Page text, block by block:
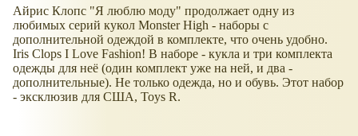
Айрис Клопс "Я люблю моду" продолжает одну из
любимых серий кукол Monster High - наборы с
дополнительной одеждой в комплекте, что очень удобно.
Iris Clops I Love Fashion! В наборе - кукла и три комплекта
одежды для неё (один комплект уже на ней, и два -
дополнительные). Не только одежда, но и обувь. Этот набор
- эксклюзив для США, Toys R.